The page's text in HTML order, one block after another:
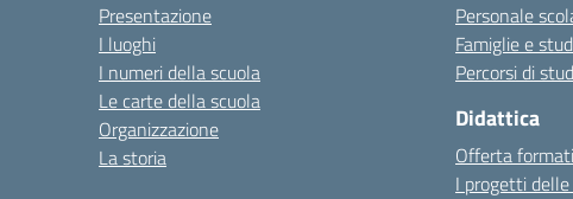
Presentazione
I luoghi
I numeri della scuola
Le carte della scuola
Organizzazione
La storia
Personale
Famiglie e
Percorsi di
Didattica
Offerta
I progetti delle